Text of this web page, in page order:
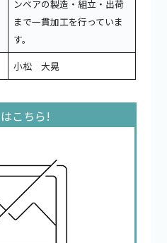
ンベアの製造・組立・出荷
まで一貫加工を行っていま
す。
小松 大晃